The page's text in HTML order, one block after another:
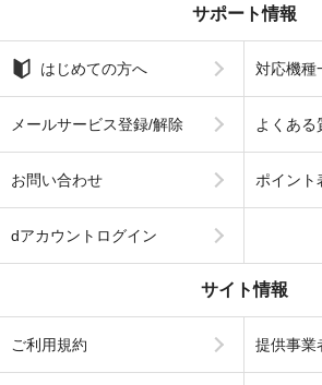
サポート情報
はじめての方へ 対応機種
メールサービス登録/解除 よくある
お問い合わせ ポイント
dアカウントログイン
サイト情報
ご利用規約 提供事業